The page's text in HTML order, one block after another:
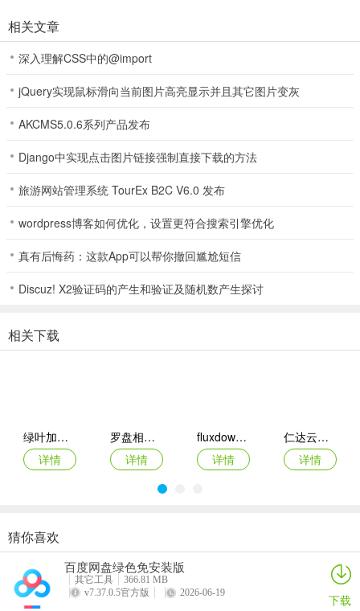
2、它可以支持不同拼豆颗粒的选中
3、用户也可以自己新建不同尺寸的画布
应用亮点
1、利用海量模板库和一键生成图纸功能，解决新手找不到好看图纸、
或喜爱的风景一键转换为像素图，制作独一无二的拼豆纪念品。
3、作为专业的设计工具，适合进阶玩家进行手动像素点编辑、图层管
4、通过App内置的详细视频和图文教程，学习从材料准备、基础技巧
新版本发布，欢迎用户体验
相关文章
深入理解CSS中的@import
jQuery实现鼠标滑向当前图片高亮显示并且其它图片变灰
AKCMS5.0.6系列产品发布
Django中实现点击图片链接强制直接下载的方法
旅游网站管理系统 TourEx B2C V6.0 发布
wordpress博客如何优化，设置更符合搜索引擎优化
真有后悔药：这款App可以帮你撤回尴尬短信
Discuz! X2验证码的产生和验证及随机数产生探讨
相关下载
绿叶加速器app
详情
罗盘相机app
详情
fluxdown手机版
详情
仁达云电脑app
详情
VEGA云电脑app
详情
2026百度网盘手机客户端
详情
最i玩云手机app
Marvis
猜你喜欢
百度网盘绿色免安装版
其它工具
366.81 MB
v7.37.0.5官方版
2026-06-19 下载